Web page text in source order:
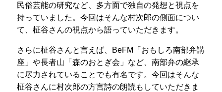
民俗芸能の研究など、多方面で独自の発想と視点を
持っていました。今回はそんな村次郎の側面につい
て、柾谷さんの視点から語っていただきます。
さらに柾谷さんと言えば、BeFM「おもしろ南部弁講
座」や長者山「森のおとぎ会」など、南部弁の継承
に尽力されていることでも有名です。今回はそんな
柾谷さんに村次郎の方言詩の朗読もしていただきま